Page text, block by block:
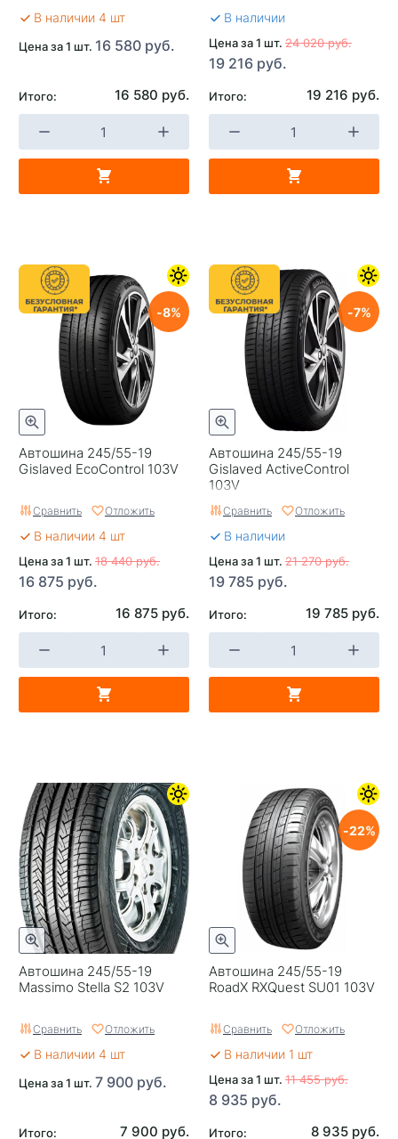
В наличии 4 шт
Цена за 1 шт. 16 580 руб.
Итого: 16 580 руб.
В наличии
Цена за 1 шт. 24 020 руб.
19 216 руб.
Итого: 19 216 руб.
Автошина 245/55-19
Gislaved EcoControl 103V
8
Сравнить Отложить
В наличии 4 шт
Цена за 1 шт. 18 440 руб.
16 875 руб.
Итого: 16 875 руб.
Автошина 245/55-19
Gislaved ActiveControl
103V
7
Сравнить Отложить
В наличии
Цена за 1 шт. 21 270 руб.
19 785 руб.
Итого: 19 785 руб.
Автошина 245/55-19
Massimo Stella S2 103V
Сравнить Отложить
В наличии 4 шт
Цена за 1 шт. 7 900 руб.
Итого: 7 900 руб.
Автошина 245/55-19
RoadX RXQuest SU01 103V
22
Сравнить Отложить
В наличии 1 шт
Цена за 1 шт. 11 455 руб.
8 935 руб.
Итого: 8 935 руб.